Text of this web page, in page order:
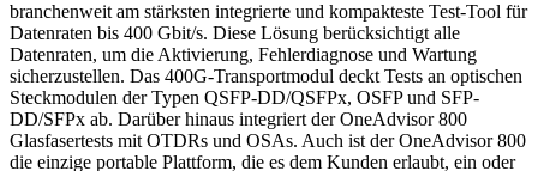
branchenweit am stärksten integrierte und kompakteste Test-Tool für
Datenraten bis 400 Gbit/s. Diese Lösung berücksichtigt alle
Datenraten, um die Aktivierung, Fehlerdiagnose und Wartung
sicherzustellen. Das 400G-Transportmodul deckt Tests an optischen
Steckmodulen der Typen QSFP-DD/QSFPx, OSFP und SFP-
DD/SFPx ab. Darüber hinaus integriert der OneAdvisor 800
Glasfasertests mit OTDRs und OSAs. Auch ist der OneAdvisor 800
die einzige portable Plattform, die es dem Kunden erlaubt, ein oder